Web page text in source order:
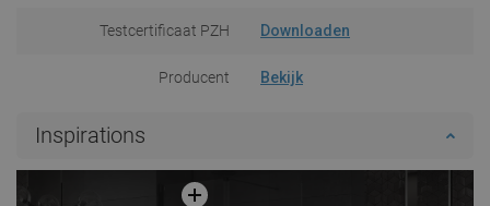
Testcertificaat PZH Downloaden
Producent Bekijk
Inspirations